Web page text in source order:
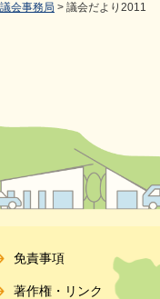
議会事務局 > 議会だより2011
免責事項
著作権・リンク